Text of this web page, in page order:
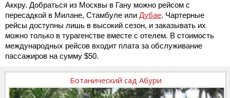
Аккру. Добраться из Москвы в Гану можно рейсом с
пересадкой в Милане, Стамбуле или Дубае. Чартерные
рейсы доступны лишь в высокий сезон, и заказывать их
можно только в турагенстве вместе с отелем. В стоимость
международных рейсов входит плата за обслуживание
пассажиров на сумму $50.
Ботанический сад Абури